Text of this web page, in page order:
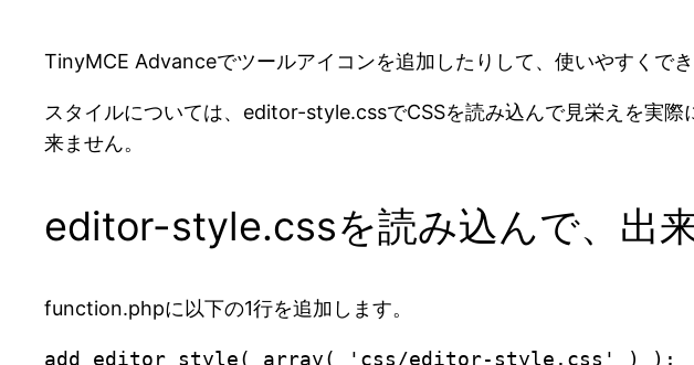
TinyMCE Advanceでツールアイコンを追加したりして、使いやすくで
スタイルについては、editor-style.cssでCSSを読み込んで見栄えを実
来ません。
editor-style.cssを読み込んで、出
function.phpに以下の1行を追加します。